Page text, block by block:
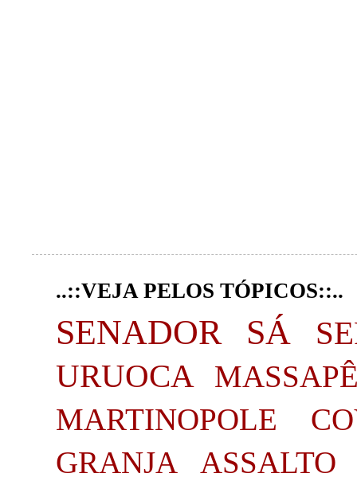
..::VEJA PELOS TÓPICOS::..
SENADOR SÁ
URUOCA
MARTINOPOLE
GRANJA
ASSALTO